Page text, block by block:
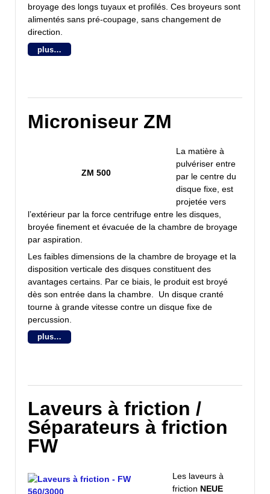
broyage des longs tuyaux et profilés. Ces broyeurs sont
alimentés sans pré-coupage, sans changement de
direction.
plus…
Microniseur ZM
ZM 500
La matière à
pulvériser entre
par le centre du
disque fixe, est
projetée vers
l’extérieur par la force centrifuge entre les disques,
broyée finement et évacuée de la chambre de broyage
par aspiration.
Les faibles dimensions de la chambre de broyage et la
disposition verticale des disques constituent des
avantages certains. Par ce biais, le produit est broyé
dès son entrée dans la chambre. Un disque cranté
tourne à grande vitesse contre un disque fixe de
percussion.
plus…
Laveurs à friction /
Séparateurs à friction
FW
Les laveurs à
friction NEUE